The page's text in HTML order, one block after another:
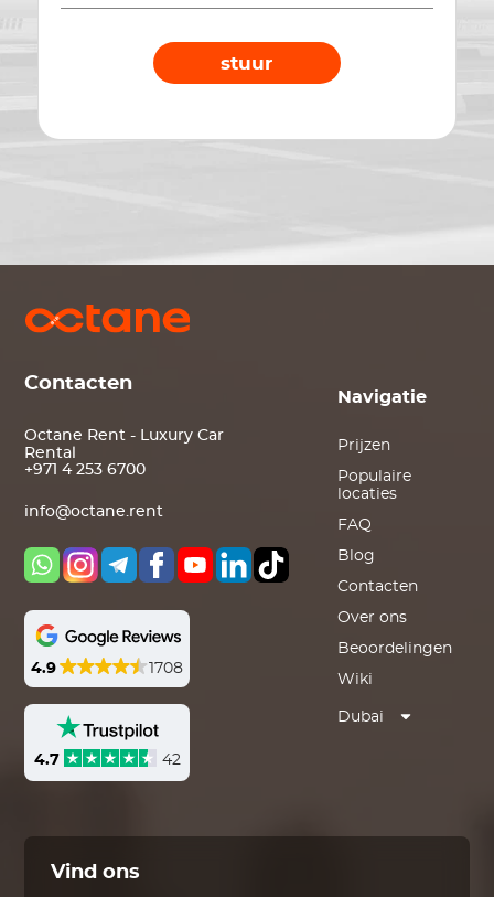
stuur
Contacten
Octane Rent - Luxury Car
Rental
+971 4 253 6700
info@octane.rent
4.9 1708
4.7 42
Navigatie
Prijzen
Populaire
locaties
FAQ
Blog
Contacten
Over ons
Beoordelingen
Wiki
Dubai
Vind ons